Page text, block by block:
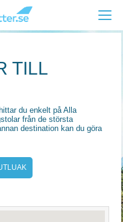
TILL
du enkelt på Alla
från de största
destination kan du göra